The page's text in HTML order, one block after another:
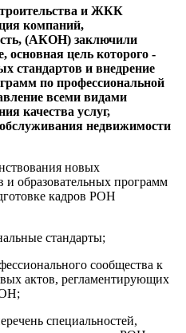
и ЖКК
компаний,
(АКОН) заключили
основная цель которого -
стандартов и внедрение
по профессиональной
всеми видами
качества услуг,
недвижимости
новых
и образовательных программ
кадров РОН
стандарты;
сообщества к
актов, регламентирующих
специальностей,